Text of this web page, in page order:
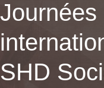
Journées
SHD